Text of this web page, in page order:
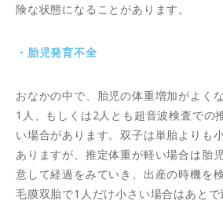
険な状態になることがあります。
・胎児発育不全
おなかの中で、胎児の体重増加がよく
1人、もしくは2人とも超音波検査での
い場合があります。双子は単胎よりも
ありますが、推定体重が軽い場合は胎
意して経過をみていき、出産の時機を
毛膜双胎で1人だけ小さい場合はあとで